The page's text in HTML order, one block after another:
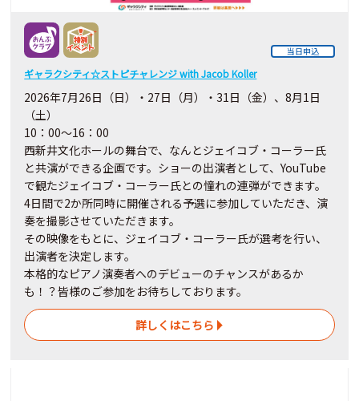
当日申込
ギャラクシティ☆ストピチャレンジ with Jacob Koller
2026年7月26日（日）・27日（月）・31日（金）、8月1日
（土）
10：00～16：00
西新井文化ホールの舞台で、なんとジェイコブ・コーラー氏
と共演ができる企画です。ショーの出演者として、YouTube
で観たジェイコブ・コーラー氏との憧れの連弾ができます。
4日間で2か所同時に開催される予選に参加していただき、演
奏を撮影させていただきます。
その映像をもとに、ジェイコブ・コーラー氏が選考を行い、
出演者を決定します。
本格的なピアノ演奏者へのデビューのチャンスがあるか
も！？皆様のご参加をお待ちしております。
詳しくはこちら